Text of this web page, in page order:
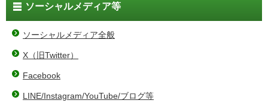
ソーシャルメディア等
ソーシャルメディア全般
X（旧Twitter）
Facebook
LINE/Instagram/YouTube/ブログ等